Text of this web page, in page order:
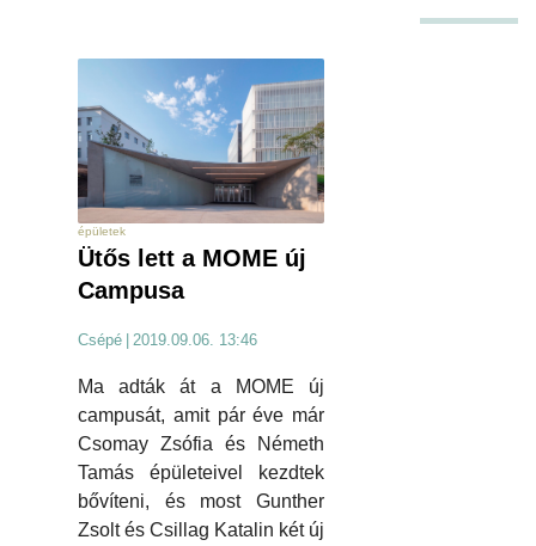
épületek
Ütős lett a MOME új
Campusa
Csépé | 2019.09.06. 13:46
Ma adták át a MOME új
campusát, amit pár éve már
Csomay Zsófia és Németh
Tamás épületeivel kezdtek
bővíteni, és most Gunther
Zsolt és Csillag Katalin két új